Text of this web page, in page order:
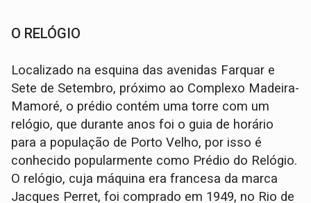
O RELÓGIO
Localizado na esquina das avenidas Farquar e
Sete de Setembro, próximo ao Complexo Madeira-
Mamoré, o prédio contém uma torre com um
relógio, que durante anos foi o guia de horário
para a população de Porto Velho, por isso é
conhecido popularmente como Prédio do Relógio.
O relógio, cuja máquina era francesa da marca
Jacques Perret, foi comprado em 1949, no Rio de